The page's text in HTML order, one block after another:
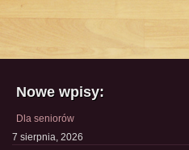
Nowe wpisy:
Dla seniorów
7 sierpnia, 2026